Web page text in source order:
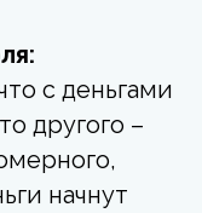
с деньгами
другого –
начнут